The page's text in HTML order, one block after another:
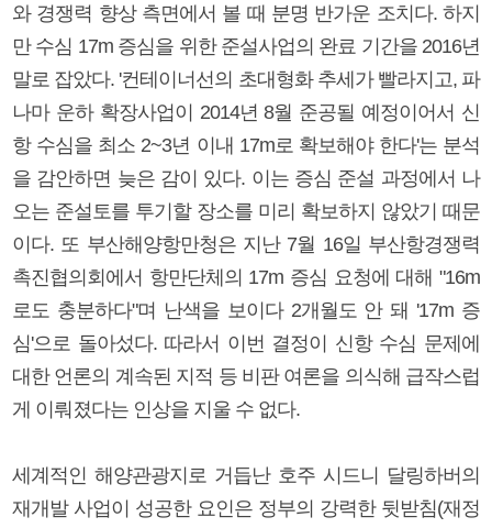
와 경쟁력 향상 측면에서 볼 때 분명 반가운 조치다. 하지
만 수심 17m 증심을 위한 준설사업의 완료 기간을 2016년
말로 잡았다. '컨테이너선의 초대형화 추세가 빨라지고, 파
나마 운하 확장사업이 2014년 8월 준공될 예정이어서 신
항 수심을 최소 2~3년 이내 17m로 확보해야 한다'는 분석
을 감안하면 늦은 감이 있다. 이는 증심 준설 과정에서 나
오는 준설토를 투기할 장소를 미리 확보하지 않았기 때문
이다. 또 부산해양항만청은 지난 7월 16일 부산항경쟁력
촉진협의회에서 항만단체의 17m 증심 요청에 대해 "16m
로도 충분하다"며 난색을 보이다 2개월도 안 돼 '17m 증
심'으로 돌아섰다. 따라서 이번 결정이 신항 수심 문제에
대한 언론의 계속된 지적 등 비판 여론을 의식해 급작스럽
게 이뤄졌다는 인상을 지울 수 없다.
세계적인 해양관광지로 거듭난 호주 시드니 달링하버의
재개발 사업이 성공한 요인은 정부의 강력한 뒷받침(재정